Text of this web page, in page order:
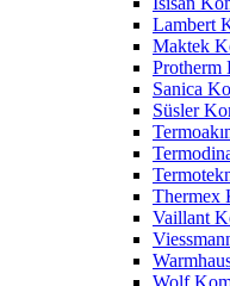
Lambert
Maktek
Protherm
Sanica
Süsler
Thermex
Vaillant
Wolf